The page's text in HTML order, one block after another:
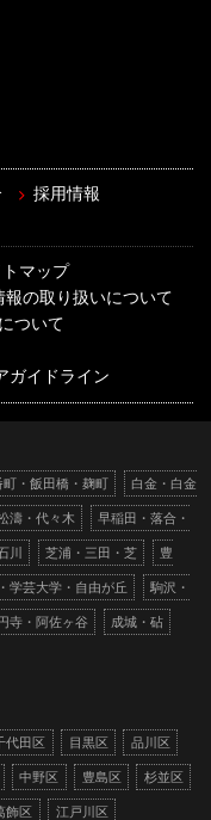
採用情報
マップ
報の取り扱いについて
ついて
ガイドライン
町・飯田橋・麹町 白金・白金
濤・代々木 早稲田・落合・
川 芝浦・三田・芝 豊
学芸大学・自由が丘 駒沢・
寺・阿佐ヶ谷 成城・砧
代田区 目黒区 品川区
中野区 豊島区 杉並区
飾区 江戸川区